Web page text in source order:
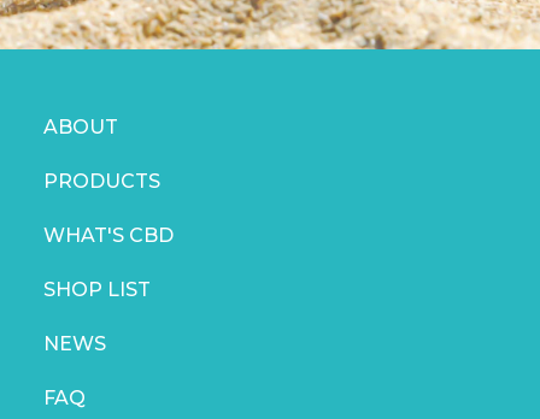
ABOUT
PRODUCTS
WHAT'S CBD
SHOP LIST
NEWS
FAQ